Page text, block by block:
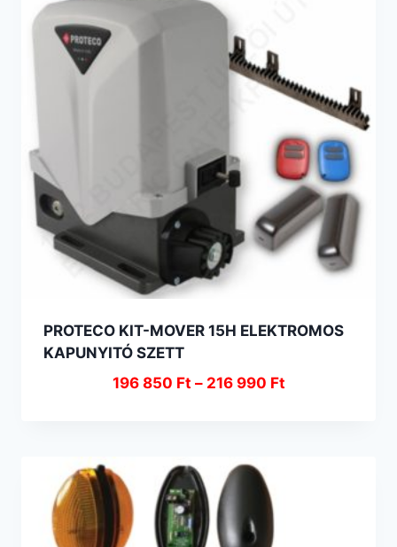
PROTECO KIT-MOVER 15H ELEKTROMOS
KAPUNYITÓ SZETT
196 850 Ft – 216 990 Ft